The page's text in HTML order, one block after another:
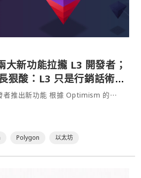
新功能拉攏 L3 開發者；
狠酸：L3 只是行銷話術，
Optimism 為 L3 開發者推出新功能 根據 Optimism 的⋯
Polygon 以太坊